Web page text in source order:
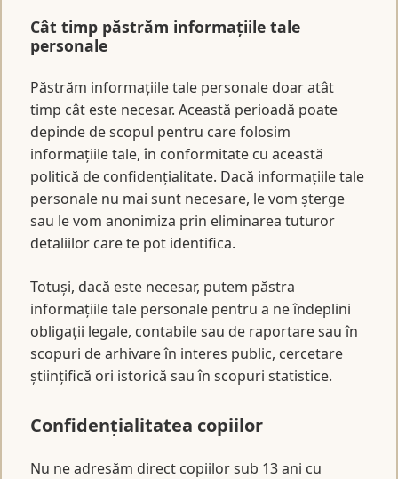
Cât timp păstrăm informațiile tale
personale
Păstrăm informațiile tale personale doar atât
timp cât este necesar. Această perioadă poate
depinde de scopul pentru care folosim
informațiile tale, în conformitate cu această
politică de confidențialitate. Dacă informațiile tale
personale nu mai sunt necesare, le vom șterge
sau le vom anonimiza prin eliminarea tuturor
detaliilor care te pot identifica.
Totuși, dacă este necesar, putem păstra
informațiile tale personale pentru a ne îndeplini
obligații legale, contabile sau de raportare sau în
scopuri de arhivare în interes public, cercetare
științifică ori istorică sau în scopuri statistice.
Confidențialitatea copiilor
Nu ne adresăm direct copiilor sub 13 ani cu